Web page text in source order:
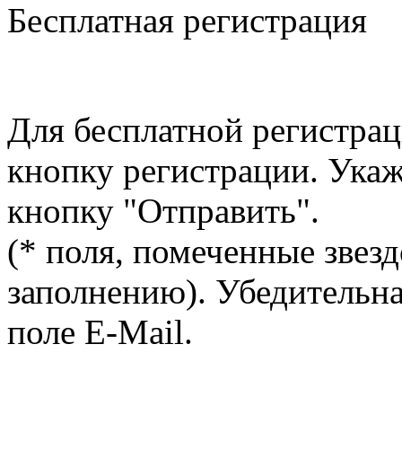
Бесплатная регистрация
Для бесплатной
кнопку регистрации.
кнопку "Отправить".
(* поля, помеченные
заполнению).
поле E-Mail.